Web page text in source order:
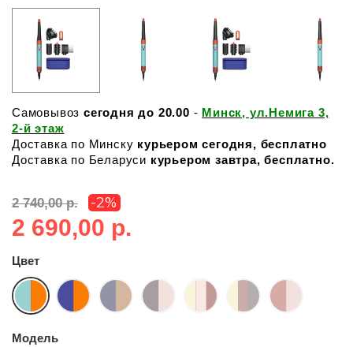
Самовывоз сегодня до 20.00 - Минск, ул.Немига 3,
2-й этаж
Доставка по Минску курьером сегодня, бесплатно
Доставка по Беларуси курьером завтра, бесплатно.
2 740,00 р. -2%
2 690,00 р.
Цвет
Модель